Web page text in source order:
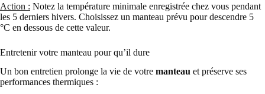
Action : Notez la température minimale enregistrée chez vous pendant
les 5 derniers hivers. Choisissez un manteau prévu pour descendre 5
°C en dessous de cette valeur.
Entretenir votre manteau pour qu’il dure
Un bon entretien prolonge la vie de votre manteau et préserve ses
performances thermiques :